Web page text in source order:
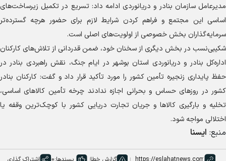
مدیرعامل سازمان بنادر و دریانوردی ادامه داد: تسریع در تکمیل زیرساخت‌های
اساسی این مجتمع و فراهم کردن شرایط لازم برای حضور هرچه گسترده‌تر
سرمایه‌گذاران بخش خصوصی از اولویت‌های اصلی است.
شکیبی‌نسب در بخش دیگری از سخنان خود، ضمن قدردانی از تلاش‌های کارکنان
اداره‌کل بنادر و دریانوردی استان بوشهر در ایام جنگ، نقش راهبردی بنادر در
حفظ پایداری زنجیره تأمین کشور را مورد تأکید قرار داد و گفت: کارکنان بنادر
کشور در روز‌های حساس و بحرانی اجازه ندادند چرخه تأمین کالا‌های اساسی،
تخلیه و بارگیری کالا‌ها و جریان تجارت دریایی کشور با کوچک‌ترین وقفه یا
اختلالی مواجه شود.
منبع: ایسنا